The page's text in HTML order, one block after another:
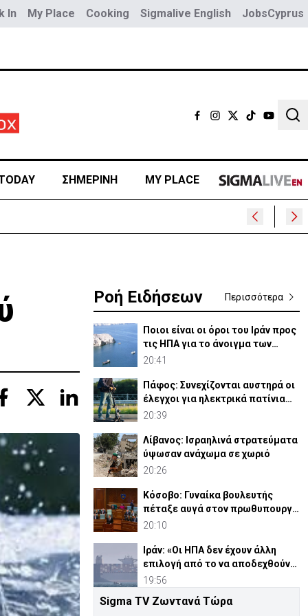
In My Place Cooking Sigmalive English JobsCyprus
ΣΗΜΕΡΙΝΗ MY PLACE
Ροή Ειδήσεων Περισσότερα
Ποιοι είναι οι όροι του Ιράν προς
τις ΗΠΑ για το άνοιγμα των
Στενών του Ορμούζ
20:41
Πάφος: Συνεχίζονται αυστηρά οι
έλεγχοι για ηλεκτρικά πατίνια
στους πεζόδρομους
20:39
Λίβανος: Ισραηλινά στρατεύματα
ύψωσαν ανάχωμα σε χωριό
20:26
Κόσοβο: Γυναίκα βουλευτής
πέταξε αυγά στον πρωθυπουργό
στο κοινοβούλιο(ΒΙΝΤΕΟ)
20:10
Ιράν: «Οι ΗΠΑ δεν έχουν άλλη
επιλογή από το να αποδεχθούν
τη νέα κατάσταση»
19:56
Κορυφώνονται παρουσία ΠτΔ οι
Sigma TV Ζωντανά Τώρα